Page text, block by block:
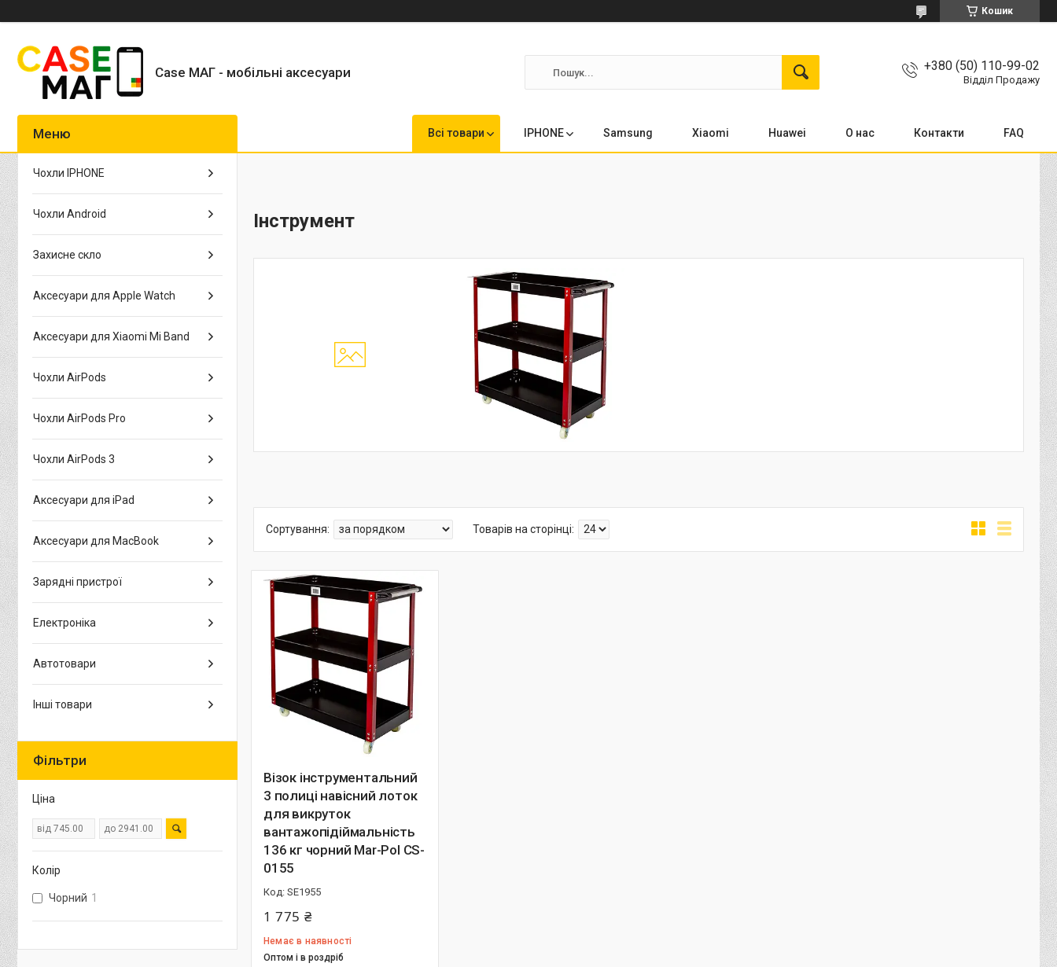
Кошик
Case МАГ - мобільні аксесуари +380 (50) 110-99-02
Відділ Продажу
Всі товари IPHONE Samsung Xiaomi Huawei О нас Контакти FAQ
Інструмент
Візок інструментальний
3 полиці навісний лоток
для викруток
вантажопідіймальність
136 кг чорний Mar-Pol CS-
0155
SE1955
1 775 ₴
Немає в наявності
Оптом і в роздріб
Чохли IPHONE
Чохли Android
Захисне скло
Аксесуари для Apple Watch
Аксесуари для Xiaomi Mi Band
Чохли AirPods
Чохли AirPods Pro
Чохли AirPods 3
Аксесуари для iPad
Аксесуари для MacBook
Зарядні пристрої
Електроніка
Автотовари
Інші товари
Фільтри
Ціна
Колір
Чорний 1